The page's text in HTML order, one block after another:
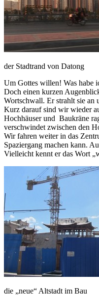
der Stadtrand von Datong
Um Gottes willen! Was habe
Doch einen kurzen
Wortschwall. Er strahlt sie an
Kurz darauf sind wir wieder
Hochhäuser und Baukräne
verschwindet zwischen den
Wir fahren weiter in das
Spaziergang machen kann.
Vielleicht kennt er das Wort
die „neue“ Altstadt im Bau